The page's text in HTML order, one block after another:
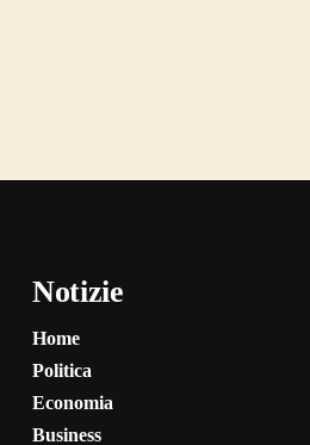
Notizie
Home
Politica
Economia
Business